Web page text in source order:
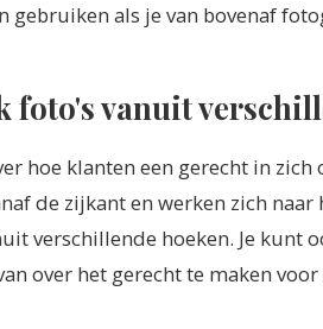
gebruiken als je van bovenaf
foto's vanuit
hoe klanten een gerecht in
de zijkant en werken zich
verschillende hoeken. Je kunt
over het gerecht te maken